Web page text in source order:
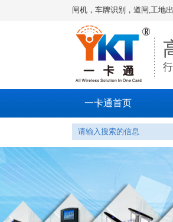
，人行闸机，车牌识别，道闸,工地出入管理，
一卡通首页